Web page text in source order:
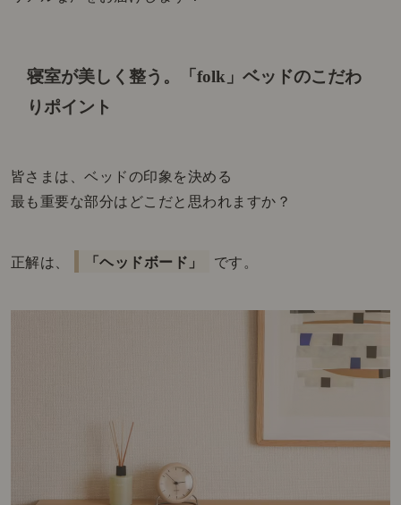
寝室が美しく整う。
「folk」ベッドのこだわ
りポイント
皆さまは、ベッドの印象を決める
最も重要な部分はどこだと思われますか？
正解は、 「ヘッドボード」 です。